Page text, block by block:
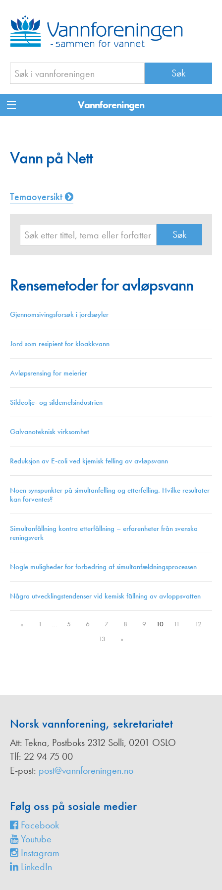
Vannforeningen
Vann på Nett
Temaoversikt
Rensemetoder for avløpsvann
Gjennomsivingsforsøk i jordsøyler
Jord som resipient for kloakkvann
Avløpsrensing for meierier
Sildeolje- og sildemelsindustrien
Galvanoteknisk virksomhet
Reduksjon av E-coli ved kjemisk felling av avløpsvann
Noen synspunkter på simultanfelling og etterfelling. Hvilke resultater
kan forventes?
Simultanfällning kontra etterfällning – erfarenheter från svenska
reningsverk
Nogle muligheder for forbedring af simultanfældningsprocessen
Några utvecklingstendenser vid kemisk fällning av avloppsvatten
« 1 … 5 6 7 8 9 10 11
12
13
»
Norsk vannforening, sekretariatet
Att: Tekna, Postboks 2312 Solli, 0201 OSLO
Tlf: 22 94 75 00
E-post: post@vannforeningen.no
Følg oss på sosiale medier
Facebook
Youtube
Instagram
LinkedIn